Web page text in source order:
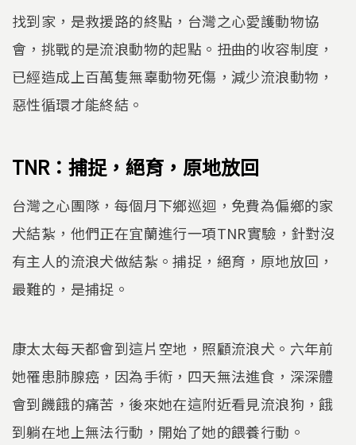
找到家，是救援路的終點，台灣之心愛護動物協
會，挑戰的是流浪動物的起點。扭曲的收容制度，
已經造成上百萬隻無辜動物死傷，減少流浪動物，
惡性循環才能終結。
TNR： 捕捉，絕育，原地放回
台灣之心團隊，每個月下鄉巡迴，免費為偏鄉的家
犬結紮，他們正在宜蘭進行一項TNR實驗，針對沒
有主人的流浪犬做結紮。捕捉，絕育，原地放回，
最難的，是捕捉。
康太太每天都會到這片空地，照顧流浪犬。六年前
她罹患肺腺癌，因為手術，四天無法進食，深深體
會到饑餓的痛苦，後來她在這附近看見流浪狗，餓
到躺在地上無法行動，開始了她的餵養行動。